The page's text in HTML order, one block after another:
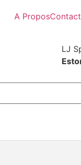
A ProposContact
LJ